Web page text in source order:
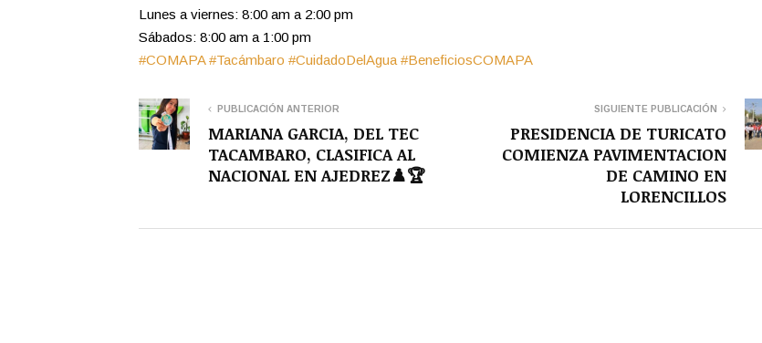
Lunes a viernes: 8:00 am a 2:00 pm
Sábados: 8:00 am a 1:00 pm
#COMAPA #Tacámbaro #CuidadoDelAgua #BeneficiosCOMAPA
PUBLICACIÓN ANTERIOR
MARIANA GARCIA, DEL TEC
TACAMBARO, CLASIFICA AL
NACIONAL EN AJEDREZ♟️🏆
SIGUIENTE PUBLICACIÓN
PRESIDENCIA DE TURICATO
COMIENZA PAVIMENTACION
DE CAMINO EN
LORENCILLOS